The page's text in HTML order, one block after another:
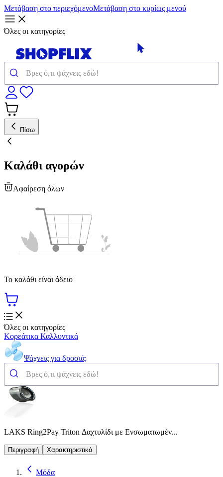
Μετάβαση στο περιεχόμενοΜετάβαση στο κυρίως μενού
Όλες οι κατηγορίες
Πίσω
Καλάθι αγορών
Αφαίρεση όλων
Το καλάθι είναι άδειο
Όλες οι κατηγορίες
Κορεάτικα Καλλυντικά
Ψάχνεις για δροσιά;
LAKS Ring2Pay Triton Δαχτυλίδι με Ενσωματωμέν...
Περιγραφή Χαρακτηριστικά
Μόδα